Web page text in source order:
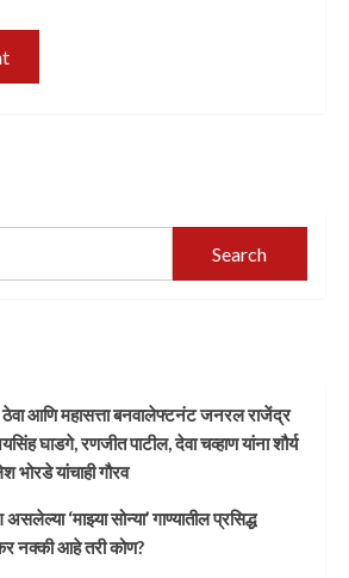
Search
आणि महासत्ता बनवालेफ्टनंट जनरल राजेंद्र
घाडगे, रणजीत पाटील, देवा चव्हाण यांना शौर्य
भोरडे यांचाही गौरव
‘माझ्या सोन्या’ गाण्यातील प्रसिद्ध
नक्की आहे तरी कोण?